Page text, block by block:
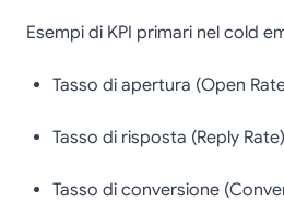
Esempi di KPI primari nel cold
Tasso di apertura (Open
Tasso di risposta (Reply Rate)
Tasso di conversione